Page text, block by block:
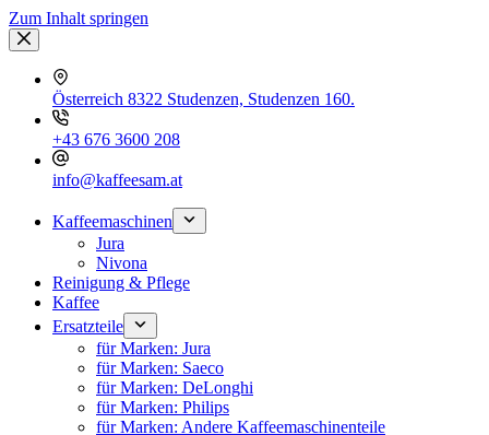
Zum Inhalt springen
Österreich 8322 Studenzen, Studenzen 160.
+43 676 3600 208
info@kaffeesam.at
Kaffeemaschinen
Jura
Nivona
Reinigung & Pflege
Kaffee
Ersatzteile
für Marken: Jura
für Marken: Saeco
für Marken: DeLonghi
für Marken: Philips
für Marken: Andere Kaffeemaschinenteile